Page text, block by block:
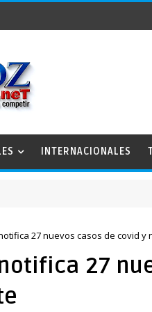
INTERNACIONALES
27 nuevos casos de covid y
27